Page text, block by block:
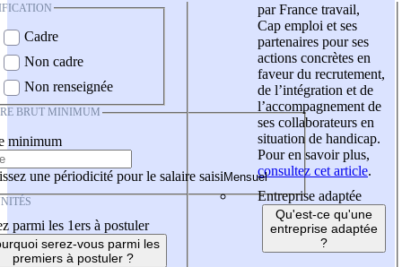
Cadre
Non cadre
Non renseignée
BRUT MINIMUM
minimum
une périodicité pour le salaire saisi
parmi les 1ers à postuler
serez-vous parmi les
premiers à postuler ?
par France travail,
Cap emploi et ses
partenaires pour ses
actions concrètes en
faveur du recrutement,
de l’intégration et de
l’accompagnement de
ses collaborateurs en
situation de handicap.
Pour en savoir plus,
consultez cet article.
Entreprise adaptée
Qu'est-ce qu'une
entreprise adaptée
?